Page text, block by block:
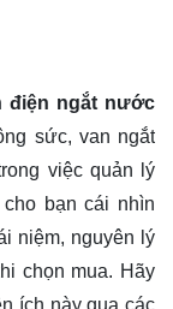
điện ngắt nước
sức, van ngắt
việc quản lý
bạn cái nhìn
niệm, nguyên lý
chọn mua. Hãy
ích này qua các